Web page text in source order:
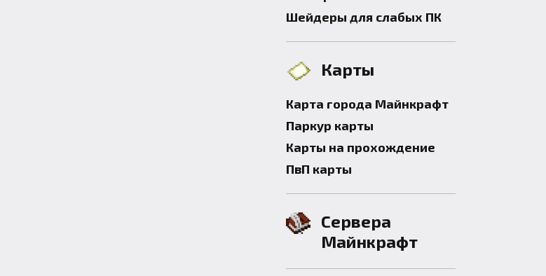
Шейдеры для слабых ПК
Карты
Карта города Майнкрафт
Паркур карты
Карты на прохождение
ПвП карты
Сервера
Майнкрафт